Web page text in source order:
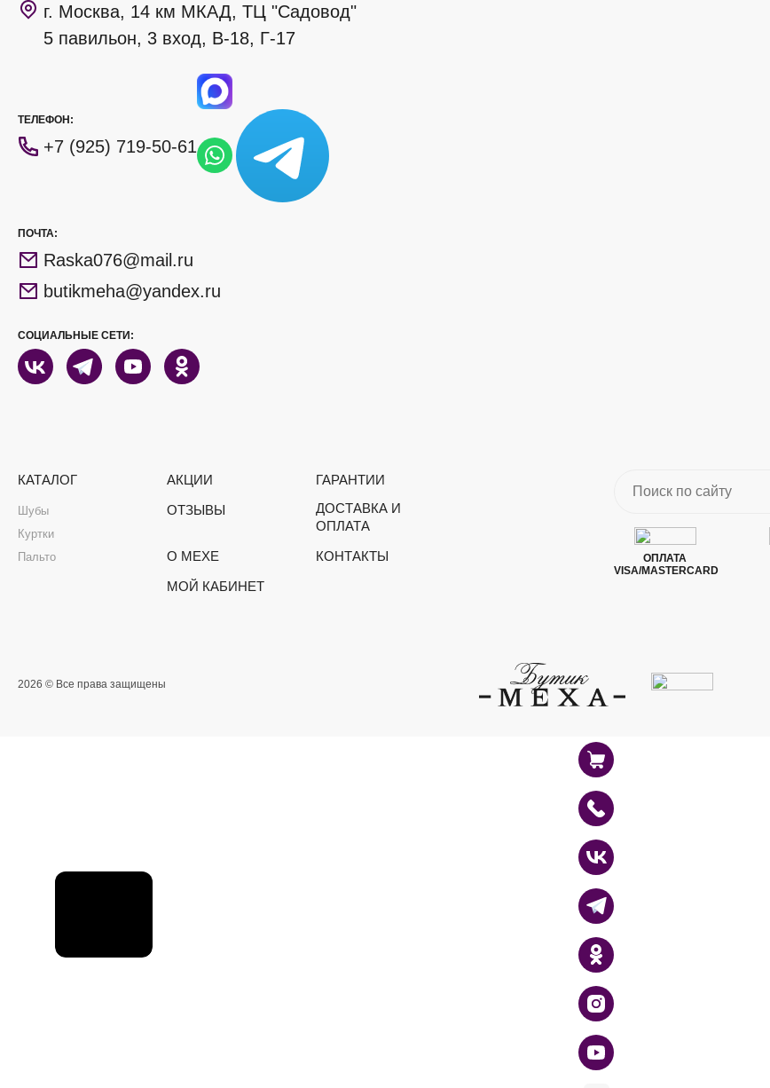
г. Москва, 14 км МКАД, ТЦ "Садовод"
5 павильон, 3 вход, В-18, Г-17
ТЕЛЕФОН:
+7 (925) 719-50-61
ПОЧТА:
Raska076@mail.ru
butikmeha@yandex.ru
СОЦИАЛЬНЫЕ СЕТИ:
КАТАЛОГ
Шубы
Куртки
Пальто
АКЦИИ
ГАРАНТИИ
ОТЗЫВЫ
ДОСТАВКА И
ОПЛАТА
О МЕХЕ
КОНТАКТЫ
МОЙ КАБИНЕТ
ОПЛАТА
VISA/MASTERCARD
2026 © Все права защищены